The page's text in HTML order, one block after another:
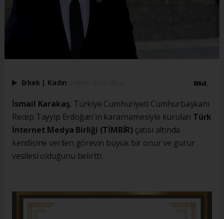
Erkek | Kadın
İsmail Karakaş, Türkiye Cumhuriyeti Cumhurbaşkanı
Recep Tayyip Erdoğan'ın kararnamesiyle kurulan Türk
İnternet Medya Birliği (TİMBİR) çatısı altında
kendisine verilen görevin büyük bir onur ve gurur
vesilesi olduğunu belirtti.